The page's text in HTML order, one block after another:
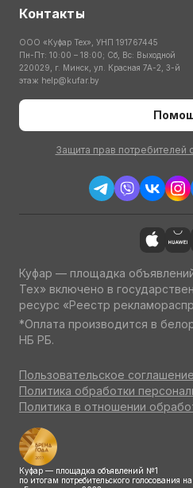
Контакты
ООО «Куфар Тех», УНП 191767445
Пн-Пт: 10:00 – 18:00; Сб, Вс: Выходной
220029, г. Минск, ул. Красная 7А-2, 3-й
этаж help@kufar.by
Защита прав потребителей
Куфар — площадка
Тех» включено в
ресурс «Реестр
*Оплата производится в
НБ РБ.
Пользовательское соглашение
Политика обработки
Политика в отношении
Куфар — площадка объявлений №1
по итогам потребительского голосования